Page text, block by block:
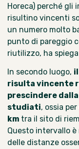
Horeca) perché gli
risultino vincenti
un numero molto
punto di pareggio
riutilizzo, ha
In secondo luogo,
risulta vincente
prescindere
studiati, ossia
km tra il sito di
Questo intervallo
delle distanze